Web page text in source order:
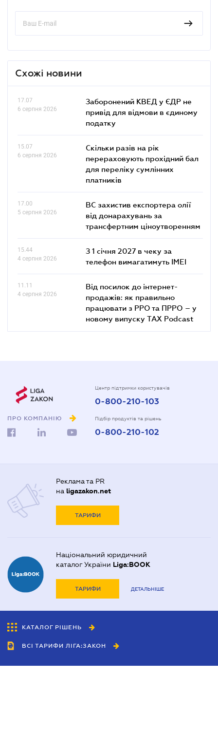
Схожі новини
17.07
6 серпня 2026
Заборонений КВЕД у ЄДР не
привід для відмови в єдиному
податку
15.07
6 серпня 2026
Скільки разів на рік
перераховують прохідний бал
для переліку сумлінних
платників
17.00
5 серпня 2026
ВС захистив експортера олії
від донарахувань за
трансфертним ціноутворенням
15.44
4 серпня 2026
З 1 січня 2027 в чеку за
телефон вимагатимуть IMEI
11.11
4 серпня 2026
Від посилок до інтернет-
продажів: як правильно
працювати з РРО та ПРРО – у
новому випуску TAX Podcast
ПРО КОМПАНІЮ
Центр підтримки користувачів
0-800-210-103
Підбір продуктів та рішень
0-800-210-102
Реклама та PR
на ligazakon.net
ТАРИФИ
Національний юридичний
каталог України Liga:BOOK
ТАРИФИ ДЕТАЛЬНІШЕ
КАТАЛОГ РІШЕНЬ
ВСІ ТАРИФИ ЛІГА:ЗАКОН